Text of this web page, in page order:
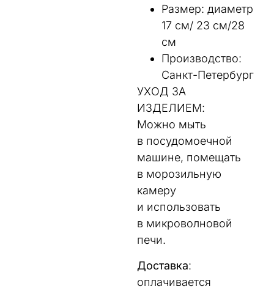
Размер: диаметр
17 см/ 23 см/28
см
Производство:
Санкт-Петербург
УХОД ЗА
ИЗДЕЛИЕМ:
Можно мыть
в посудомоечной
машине, помещать
в морозильную
камеру
и использовать
в микроволновой
печи.
Доставка:
оплачивается